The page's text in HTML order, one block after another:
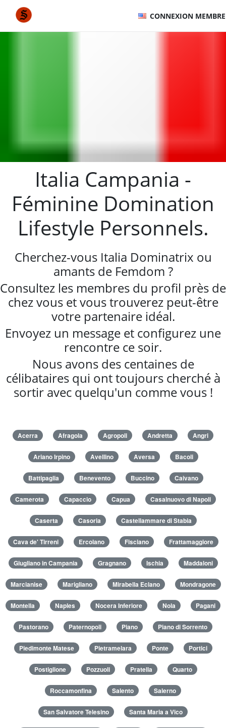
CONNEXION MEMBRE
Italia Campania -
Féminine Domination
Lifestyle Personnels.
Cherchez-vous Italia Dominatrix ou
amants de Femdom ?
Consultez les membres du profil près de
chez vous et vous trouverez peut-être
votre partenaire idéal.
Envoyez un message et configurez une
rencontre ce soir.
Nous avons des centaines de
célibataires qui ont toujours cherché à
sortir avec quelqu'un comme vous !
Acerra Afragola Agropoli Andretta Angri
Ariano Irpino Avellino Aversa Bacoli
Battipaglia Benevento Buccino Caivano
Camerota Capaccio Capua Casalnuovo di Napoli
Caserta Casoria Castellammare di Stabia
Cava de' Tirreni Ercolano Fisciano Frattamaggiore
Giugliano in Campania Gragnano Ischia Maddaloni
Marcianise Marigliano Mirabella Eclano Mondragone
Montella Naples Nocera Inferiore Nola Pagani
Pastorano Paternopoli Piano Piano di Sorrento
Piedimonte Matese Pietramelara Ponte Portici
Postiglione Pozzuoli Pratella Quarto
Roccamonfina Salento Salerno
San Salvatore Telesino Santa Maria a Vico